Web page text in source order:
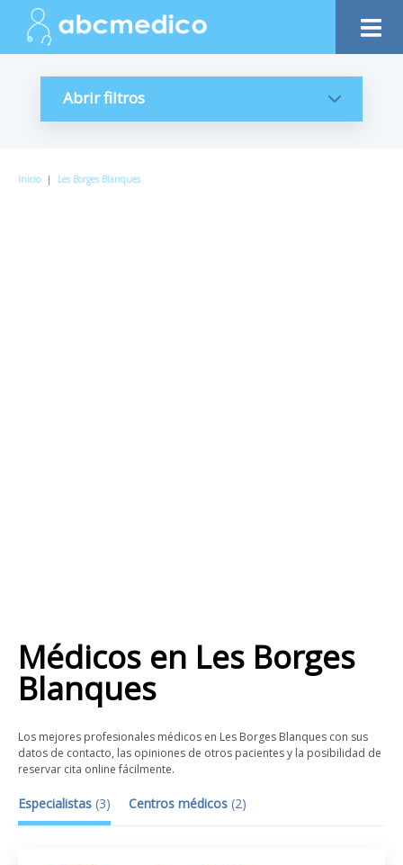
Abrir filtros
Inicio | Les Borges Blanques
Médicos en Les Borges
Blanques
Los mejores profesionales médicos en Les Borges Blanques con sus
datos de contacto, las opiniones de otros pacientes y la posibilidad de
reservar cita online fácilmente.
Especialistas (3) Centros médicos (2)